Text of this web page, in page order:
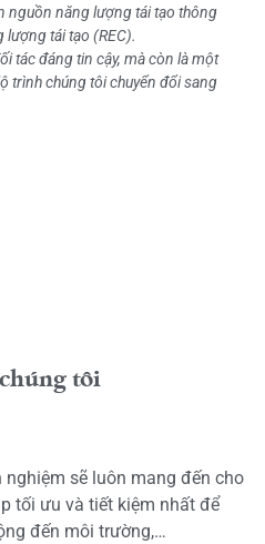
nguồn năng lượng tái tạo thông
lượng tái tạo (REC).
tác đáng tin cậy, mà còn là một
trình chúng tôi chuyển đổi sang
tôi
sẽ luôn mang đến cho
tối ưu và tiết kiệm nhất để
đến môi trường,…